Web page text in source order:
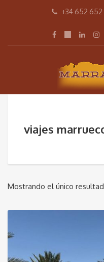
+34 652 652
viajes
Mostrando el único